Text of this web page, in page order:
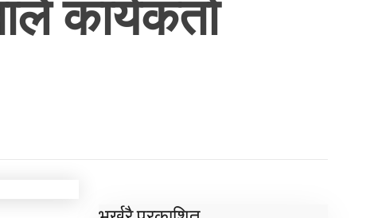
कार्यकर्ता